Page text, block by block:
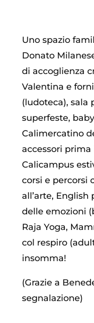
Uno spazio
Donato
di accoglienza
Valentina e
(ludoteca), sala
superfeste,
Calimercatino
accessori prima
Calicampus
corsi e percorsi
all’arte, English
delle emozioni
Raja Yoga,
col respiro
insomma!
(Grazie a
segnalazione)